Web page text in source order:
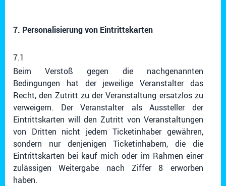
7. Personalisierung von Eintrittskarten
7.1
Beim Verstoß gegen die nachgenannten
Bedingungen hat der jeweilige Veranstalter das
Recht, den Zutritt zu der Veranstaltung ersatzlos zu
verweigern. Der Veranstalter als Aussteller der
Eintrittskarten will den Zutritt von Veranstaltungen
von Dritten nicht jedem Ticketinhaber gewähren,
sondern nur denjenigen Ticketinhabern, die die
Eintrittskarten bei kauf mich oder im Rahmen einer
zulässigen Weitergabe nach Ziffer 8 erworben
haben.